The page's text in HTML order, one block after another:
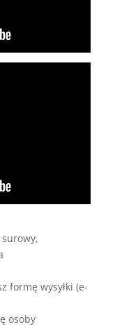
formę wysyłki (e-
osoby